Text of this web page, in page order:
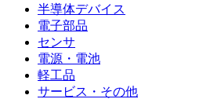
半導体デバイス
電子部品
センサ
電源・電池
軽工品
サービス・その他